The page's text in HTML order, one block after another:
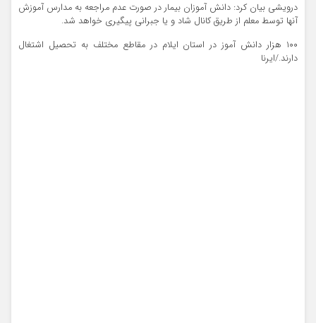
درویشی بیان کرد: دانش آموزان بیمار در صورت عدم مراجعه به مدارس آموزش
آنها توسط معلم از طریق کانال شاد و یا جبرانی پیگیری خواهد شد.
۱۰۰ هزار دانش آموز در استان ایلام در مقاطع مختلف به تحصیل اشتغال
دارند./ایرنا